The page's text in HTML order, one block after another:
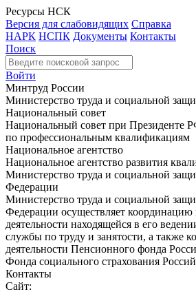
Ресурсы НСК
Версия для слабовидящих Справка
НАРК НСПК Документы Контакты
Поиск
Войти
Минтруд России
Министерство труда и социальной
Национальный совет
Национальный совет при Президенте
по профессиональным квалификациям
Национальное агентство
Национальное агентство развития
Министерство труда и социальной
Федерации
Министерство труда и социальной
Федерации осуществляет координацию
деятельности находящейся в его
службы по труду и занятости, а также
деятельности Пенсионного фонда
Фонда социального страхования
Контакты
Сайт: